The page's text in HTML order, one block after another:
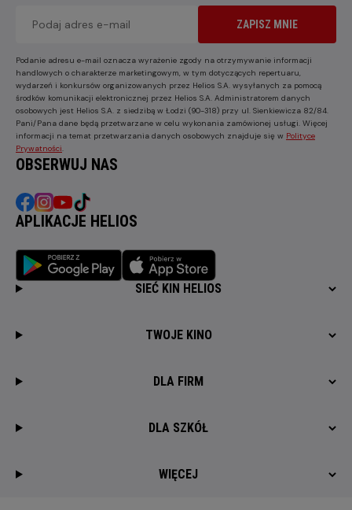
ZAPISZ MNIE
Podanie adresu e-mail oznacza wyrażenie zgody na otrzymywanie informacji
handlowych o charakterze marketingowym, w tym dotyczących repertuaru,
wydarzeń i konkursów organizowanych przez Helios S.A. wysyłanych za pomocą
środków komunikacji elektronicznej przez Helios S.A. Administratorem danych
osobowych jest Helios S.A. z siedzibą w Łodzi (90-318) przy ul. Sienkiewicza 82/84.
Pani/Pana dane będą przetwarzane w celu wykonania zamówionej usługi. Więcej
informacji na temat przetwarzania danych osobowych znajduje się w Polityce
Prywatności.
OBSERWUJ NAS
APLIKACJE HELIOS
SIEĆ KIN HELIOS
TWOJE KINO
DLA FIRM
DLA SZKÓŁ
WIĘCEJ